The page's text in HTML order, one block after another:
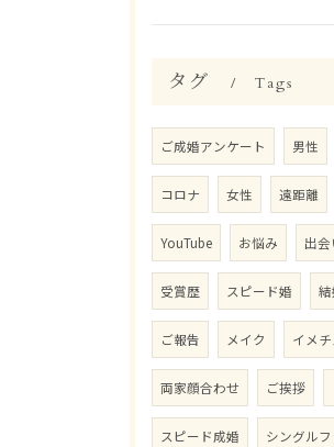
タグ Tags
ご成婚アンケート 男性
コロナ 女性 遠距離
YouTube お悩み 出会
受賞歴 スピード婚
ご報告 メイク イメ
両家顔合わせ ご挨拶
スピード成婚 シングル